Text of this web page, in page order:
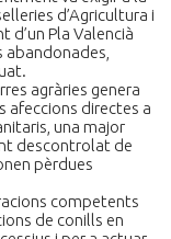
d’Agricultura i
d’un Pla Valencià
abandonades,
agràries genera
afeccions directes a
una major
descontrolat de
pèrdues
competents
de conills en